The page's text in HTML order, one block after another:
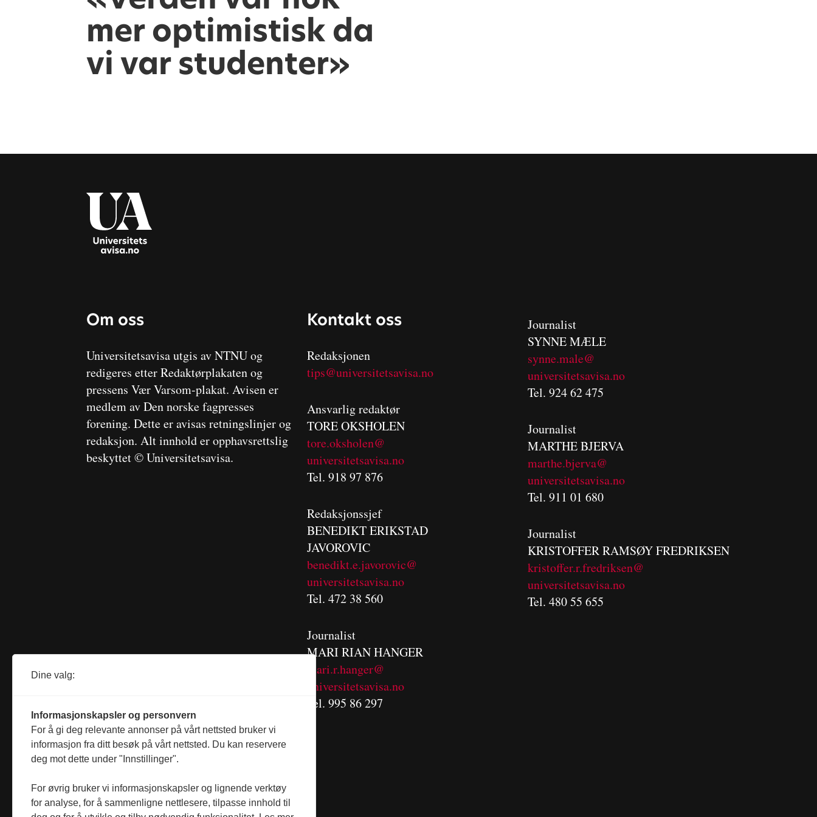
mer optimistisk da
vi var studenter»
Om oss
Universitetsavisa utgis av NTNU og
redigeres etter Redaktørplakaten og
pressens Vær Varsom-plakat. Avisen er
medlem av Den norske fagpresses
forening. Dette er avisas retningslinjer og
redaksjon. Alt innhold er opphavsrettslig
beskyttet © Universitetsavisa.
Kontakt oss
Redaksjonen
tips@universitetsavisa.no
Ansvarlig redaktør
TORE OKSHOLEN
tore.oksholen@
universitetsavisa.no
Tel. 918 97 876
Redaksjonssjef
BENEDIKTERIKSTAD
JAVOROVIC
benedikt.e.javorovic@
universitetsavisa.no
Tel. 472 38 560
Journalist
MARI RIAN HANGER
mari.r.hanger@
universitetsavisa.no
Tel. 995 86 297
Journalist
SYNNE MÆLE
synne.male@
universitetsavisa.no
Tel. 924 62 475
Journalist
MARTHE BJERVA
marthe.bjerva@
universitetsavisa.no
Tel. 911 01 680
Journalist
KRISTOFFER RAMSØY FREDRIKSEN
kristoffer.r.fredriksen@
universitetsavisa.no
Tel. 480 55 655
Dine valg:
Informasjonskapsler og personvern
For å gi deg relevante annonser på vårt nettsted bruker vi
informasjon fra ditt besøk på vårt nettsted. Du kan reservere
deg mot dette under "Innstillinger".
For øvrig bruker vi informasjonskapsler og lignende verktøy
for analyse, for å sammenligne nettlesere, tilpasse innhold til